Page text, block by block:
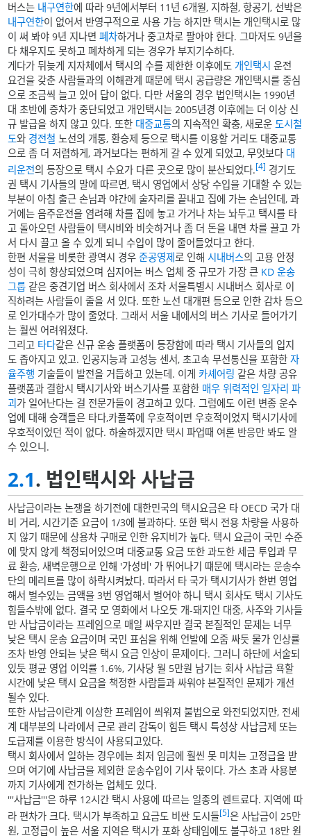
버스는 내구연한에 따라 9년에서부터 11년 6개월, 지하철, 항공기, 선박은
내구연한이 없어서 반영구적으로 사용 가능 하지만 택시는 개인택시로 많
이 써 봐야 9년 지나면폐차하거나 중고차로 팔아야 한다. 그마저도 9년을
다 채우지도 못하고 폐차하게 되는 경우가 부지기수하다.
게다가 뒤늦게 지자체에서 택시의 수를 제한한 이후에도 개인택시 운전
요건을 갖춘 사람들과의 이해관계 때문에 택시 공급량은 개인택시를 중심
으로 조금씩 늘고 있어 답이 없다. 다만 서울의 경우 법인택시는 1990년
대 초반에 증차가 중단되었고 개인택시는 2005년경 이후에는 더 이상 신
규 발급을 하지 않고 있다. 또한 대중교통의 지속적인 확충, 새로운도시철
도와 경전철 노선의 개통, 환승제 등으로 택시를 이용할 거리도 대중교통
으로 좀 더 저렴하게, 과거보다는 편하게 갈 수 있게 되었고, 무엇보다 대
리운전의 등장으로 택시 수요가 다른 곳으로 많이 분산되었다.[4] 경기도
권 택시 기사들의 말에 따르면, 택시 영업에서 상당 수입을 기대할 수 있는
부분이 아침 출근 손님과 야간에 술자리를 끝내고 집에 가는 손님인데, 과
거에는 음주운전을 염려해 차를 집에 놓고 가거나 차는 놔두고 택시를 타
고 돌아오던 사람들이 택시비와 비슷하거나 좀 더 돈을 내면 차를 끌고 가
서 다시 끌고 올 수 있게 되니 수입이 많이 줄어들었다고 한다.
한편 서울을 비롯한 광역시 경우준공영제로 인해시내버스의 고용 안정
성이 극히 향상되었으며 심지어는 버스 업체 중 규모가 가장 큰 KD 운송
그룹 같은 중견기업 버스 회사에서 조차 서울특별시 시내버스 회사로 이
직하려는 사람들이 줄을 서 있다. 또한 노선 대개편 등으로 인한 감차 등으
로 인가대수가 많이 줄었다. 그래서 서울 내에서의 버스 기사로 들어가기
는 훨씬 어려워졌다.
그리고 타다같은 신규 운송 플랫폼이 등장함에 따라 택시 기사들의 입지
도 좁아지고 있고. 인공지능과 고성능 센서, 초고속 무선통신을 포함한자
율주행 기술들이 발전을 거듭하고 있는데. 이게 카셰어링 같은 차량 공유
플랫폼과 결합시 택시기사와 버스기사를 포함한 매우 위력적인 일자리 파
괴가 일어난다는 걸 전문가들이 경고하고 있다. 그럼에도 이런 변종 운수
업에 대해 승객들은 타다,카풀쪽에 우호적이면 우호적이었지 택시기사에
우호적이었던 적이 없다. 하술하겠지만 택시 파업때 여론 반응만 봐도 알
수 있으니.
2.1. 법인택시와 사납금
사납금이라는 논쟁을 하기전에 대한민국의 택시요금은 타 OECD 국가 대
비 거리, 시간기준 요금이 1/3에 불과하다. 또한 택시 전용 차량을 사용하
지 않기 때문에 상용차 구매로 인한 유지비가 높다. 택시 요금이 국민 수준
에 맞지 않게 책정되어있으며 대중교통 요금 또한 과도한 세금 투입과 무
료 환승, 새벽운행으로 인해 '가성비' 가 뛰어나기 떄문에 택시라는 운송수
단의 메리트를 많이 하락시켜놨다. 따라서 타 국가 택시기사가 한번 영업
해서 벌수있는 금액을 3번 영업해서 벌어야 하니 택시 회사도 택시 기사도
힘들수밖에 없다. 결국 모 영화에서 나오듯 개-돼지인 대중, 사주와 기사들
만 사납금이라는 프레임으로 매일 싸우지만 결국 본질적인 문제는 너무
낮은 택시 운송 요금이며 국민 표심을 위해 언발에 오줌 싸듯 물가 인상률
조차 반영 안되는 낮은 택시 요금 인상이 문제이다. 그러니 하단에 서술되
있듯 평균 영업 이익률 1.6%, 기사당 월 5만원 남기는 회사 사납금 욕할
시간에 낮은 택시 요금을 책정한 사람들과 싸워야 본질적인 문제가 개선
될수 있다.
또한 사납금이란게 이상한 프레임이 씌워져 불법으로 와전되었지만, 전세
계 대부분의 나라에서 근로 관리 감독이 힘든 택시 특성상 사납금제 또는
도급제를 이용한 방식이 사용되고있다.
택시 회사에서 일하는 경우에는 최저 임금에 훨씬 못 미치는 고정급을 받
으며 여기에 사납금을 제외한 운송수입이 기사 몫이다. 가스 초과 사용분
까지 기사에게 전가하는 업체도 있다.
'''사납금'''은 하루 12시간 택시 사용에 따르는 일종의 렌트료다. 지역에 따
라 편차가 크다. 택시가 부족하고 요금도 비싼 도시들[5]은 사납금이 25만
원, 고정급이 높은 서울 지역은 택시가 포화 상태임에도 불구하고 18만 원